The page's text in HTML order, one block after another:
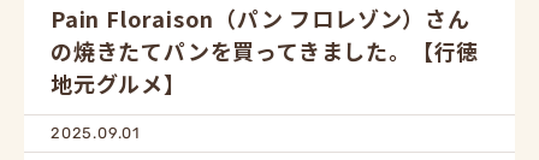
Pain Floraison（パン フロレゾン）さん
の焼きたてパンを買ってきました。【行徳
地元グルメ】
2025.09.01